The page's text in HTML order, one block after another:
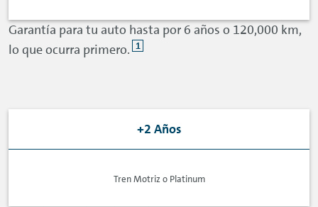
Garantía para tu auto hasta por 6 años o 120,000 km,
lo que ocurra primero. 1
+2 Años
Tren Motriz o Platinum